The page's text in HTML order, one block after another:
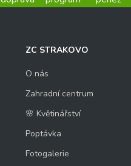
ZC STRAKOVO
O nás
Zahradní centrum
🌸 Květinářství
Poptávka
Fotogalerie